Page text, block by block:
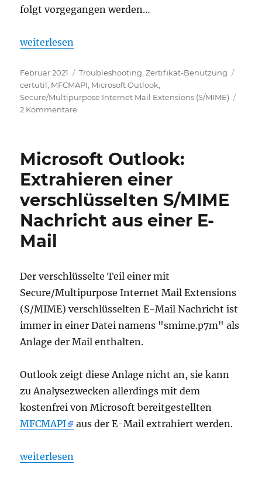
folgt vorgegangen werden…
„Microsoft Outlook: Empfänger-Zertifikate bei S/
weiterlesen
Veröffentlicht
am
Februar 2021 Kategorien
Troubleshooting,Zertifikat-Benutzung
certutil, MFCMAPI, Microsoft Outlook,
Secure/Multipurpose Internet Mail Extensions (S/MIME)
2 Kommentarezu
Zertifikate
bei
S/MIME
verschlüsselten
Mails
herausfinden
Microsoft Outlook:
Extrahieren einer
verschlüsselten S/MIME
Nachricht aus einer E-
Mail
Der verschlüsselte Teil einer mit
Secure/Multipurpose Internet Mail Extensions
(S/MIME) verschlüsselten E-Mail Nachricht ist
immer in einer Datei namens "smime.p7m" als
Anlage der Mail enthalten.
Outlook zeigt diese Anlage nicht an, sie kann
zu Analysezwecken allerdings mit dem
kostenfrei von Microsoft bereitgestellten
MFCMAPI
aus der E-Mail extrahiert werden.
„Microsoft Outlook: Extrahieren einer
weiterlesen